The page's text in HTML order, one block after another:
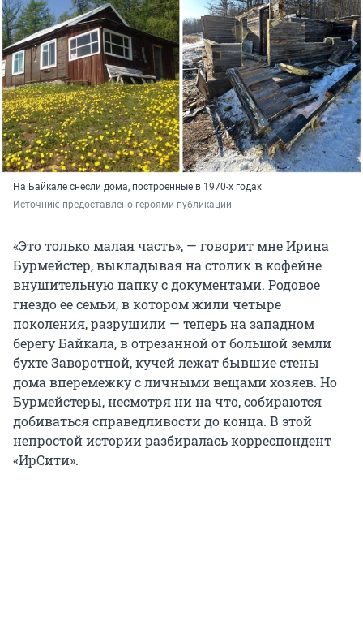
На Байкале снесли дома, построенные в 1970-х годах
Источник: предоставлено героями публикации
«Это только малая часть», — говорит мне Ирина
Бурмейстер, выкладывая на столик в кофейне
внушительную папку с документами. Родовое
гнездо ее семьи, в котором жили четыре
поколения, разрушили — теперь на западном
берегу Байкала, в отрезанной от большой земли
бухте Заворотной, кучей лежат бывшие стены
дома вперемежку с личными вещами хозяев. Но
Бурмейстеры, несмотря ни на что, собираются
добиваться справедливости до конца. В этой
непростой истории разбиралась корреспондент
«ИрСити».